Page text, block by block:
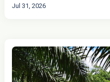
Jul 31, 2026